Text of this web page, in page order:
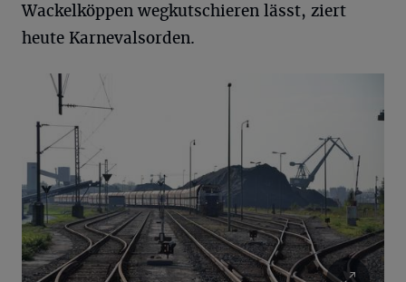
Wackelköppen wegkutschieren lässt, ziert
heute Karnevalsorden.